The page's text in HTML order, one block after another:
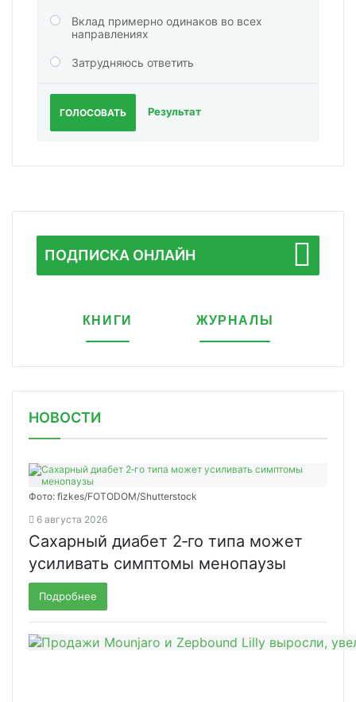
Вклад примерно одинаков во всех
направлениях
Затрудняюсь ответить
ГОЛОСОВАТЬ Результат
ПОДПИСКА ОНЛАЙН
КНИГИ ЖУРНАЛЫ
НОВОСТИ
Фото: fizkes/FOTODOM/Shutterstock
6 августа 2026
Сахарный диабет 2‑го типа может
усиливать симптомы менопаузы
Подробнее